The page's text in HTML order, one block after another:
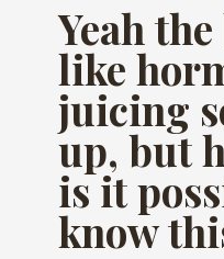
Yeah
like
juicing
up, but
is it
know